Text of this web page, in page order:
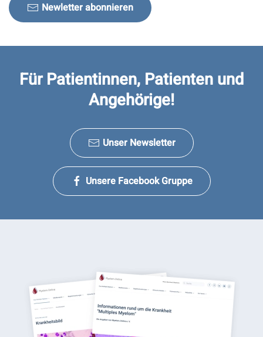
Newletter abonnieren
Für Patientinnen, Patienten und
Angehörige!
Unser Newsletter
Unsere Facebook Gruppe